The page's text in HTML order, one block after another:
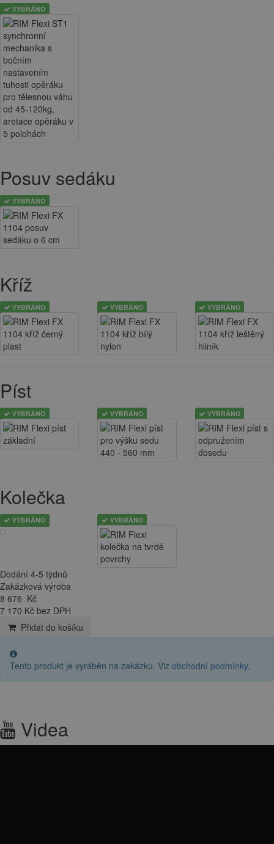
VYBRÁNO
Posuv sedáku
VYBRÁNO
Kříž
VYBRÁNO VYBRÁNO VYBRÁNO
Píst
VYBRÁNO VYBRÁNO VYBRÁNO
Kolečka
VYBRÁNO VYBRÁNO
Dodání 4-5 týdnů
Zakázková výroba
8 676 Kč
7 170 Kč bez DPH
Přidat do košíku